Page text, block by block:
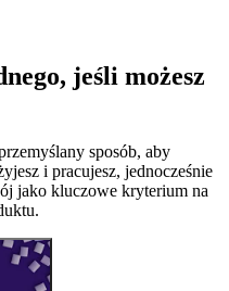
jeśli możesz
sposób, aby
i pracujesz, jednocześnie
jako kluczowe kryterium na